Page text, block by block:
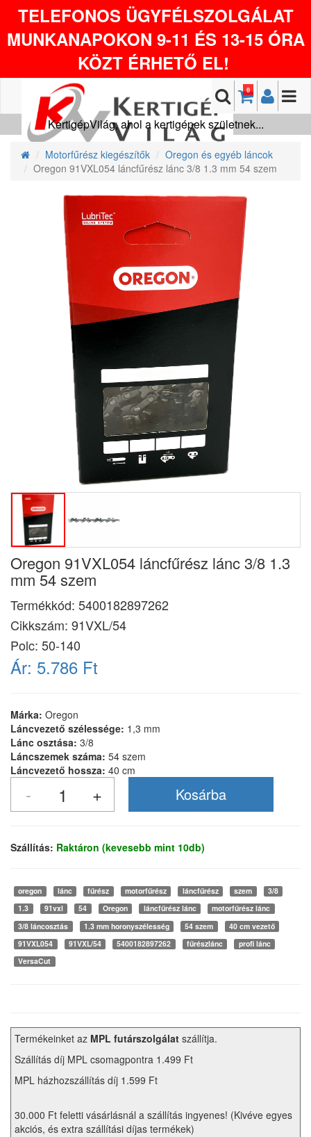
TELEFONOS ÜGYFÉLSZOLGÁLAT
MUNKANAPOKON 9-11 ÉS 13-15 ÓRA
KÖZT ÉRHETŐ EL!
0
KertigépVilág, ahol a kertigépek születnek...
Motorfűrész kiegészítők
Oregon és egyéb láncok
Oregon 91VXL054 láncfűrész lánc 3/8 1.3 mm 54 szem
Oregon 91VXL054 láncfűrész lánc 3/8 1.3
mm 54 szem
Termékkód: 5400182897262
Cikkszám: 91VXL/54
Polc: 50-140
Ár: 5.786 Ft
Márka: Oregon
Láncvezető szélessége: 1,3 mm
Lánc osztása: 3/8
Láncszemek száma: 54 szem
Láncvezető hossza: 40 cm
Szállítás: Raktáron (kevesebb mint 10db)
oregon lánc fűrész motorfűrész láncfűrész szem
3/8
1.3
91vxl 54 Oregon láncfűrész lánc
motorfűrész lánc
3/8 láncosztás
1.3 mm horonyszélesség 54 szem
40 cm vezető
91VXL054
91VXL/54 5400182897262 fűrészlánc
profi lánc
VersaCut
Termékeinket az MPL futárszolgálat szállítja.
Szállítás díj MPL csomagpontra 1.499 Ft
MPL házhozszállítás díj 1.599 Ft
30.000 Ft feletti vásárlásnál a szállítás ingyenes! (Kivéve egyes
akciós, és extra szállítási díjas termékek)